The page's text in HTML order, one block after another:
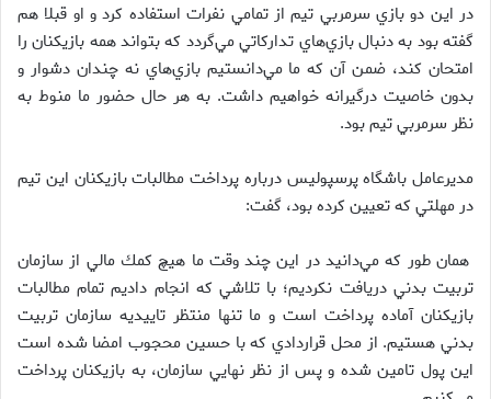
در اين دو بازي سرمربي تيم از تمامي نفرات استفاده كرد و او قبلا هم
گفته بود به دنبال بازي‌هاي تداركاتي مي‌گردد كه بتواند همه بازيكنان را
امتحان كند، ضمن آن كه ما مي‌دانستيم بازي‌هاي نه چندان دشوار و
بدون خاصيت درگيرانه خواهيم داشت. به هر حال حضور ما منوط به
نظر سرمربي تيم بود.
مديرعامل باشگاه پرسپوليس درباره پرداخت مطالبات بازيكنان اين تيم
در مهلتي كه تعيين كرده بود، گفت:
همان طور كه مي‌دانيد در اين چند وقت ما هيچ كمك مالي از سازمان
تربيت بدني دريافت نكرديم؛ با تلاشي كه انجام داديم تمام مطالبات
بازيكنان آماده پرداخت است و ما تنها منتظر تاييديه سازمان تربيت
بدني هستيم. از محل قراردادي كه با حسين محجوب امضا شده است
اين پول تامين شده و پس از نظر نهايي سازمان، به بازيكنان پرداخت